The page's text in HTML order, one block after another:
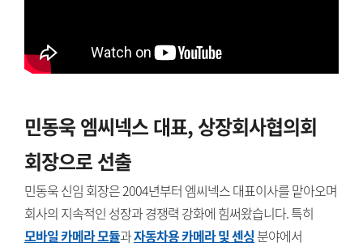
민동욱 엠씨넥스 대표, 상장회사협의회
회장으로 선출
민동욱 신임 회장은 2004년부터 엠씨넥스 대표이사를 맡아오며
회사의 지속적인 성장과 경쟁력 강화에 힘써왔습니다. 특히
모바일 카메라 모듈과자동차용 카메라 및 센싱 분야에서